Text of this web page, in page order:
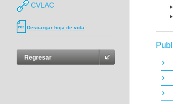
CVLAC
Descargar hoja de vida
Regresar